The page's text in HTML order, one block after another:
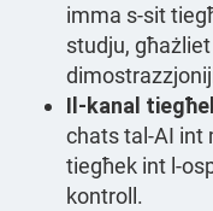
imma s-sit
studju,
Il-kanal
chats tal-AI int
tiegħek int l-
kontroll.